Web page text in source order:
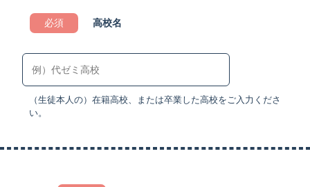
必須 高校名
（⽣徒本⼈の）在籍⾼校、または卒業した⾼校をご⼊⼒くださ
い。